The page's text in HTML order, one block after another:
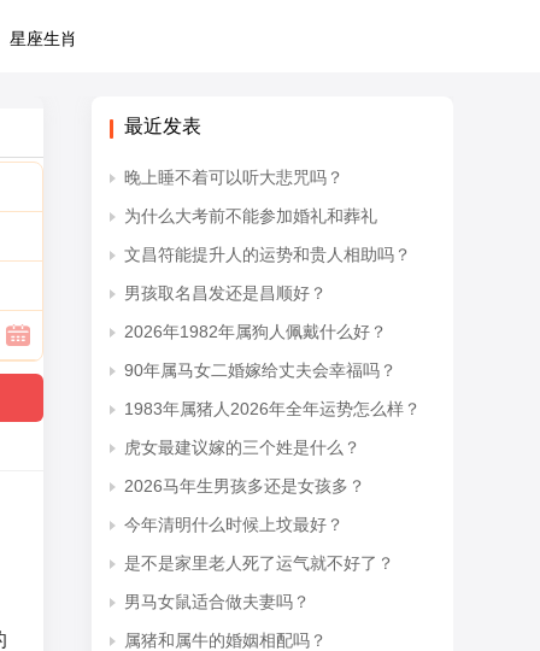
星座生肖
最近发表
晚上睡不着可以听大悲咒吗？
为什么大考前不能参加婚礼和葬礼
文昌符能提升人的运势和贵人相助吗？
男孩取名昌发还是昌顺好？
2026年1982年属狗人佩戴什么好？
90年属马女二婚嫁给丈夫会幸福吗？
1983年属猪人2026年全年运势怎么样？
虎女最建议嫁的三个姓是什么？
2026马年生男孩多还是女孩多？
今年清明什么时候上坟最好？
是不是家里老人死了运气就不好了？
男马女鼠适合做夫妻吗？
属猪和属牛的婚姻相配吗？